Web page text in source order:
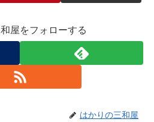
屋をフォローする
はかりの三和屋